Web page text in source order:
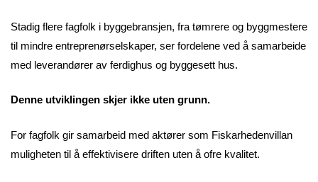
Stadig flere fagfolk i byggebransjen, fra tømrere og byggmestere
til mindre entreprenørselskaper, ser fordelene ved å samarbeide
med leverandører av ferdighus og byggesett hus.
Denne utviklingen skjer ikke uten grunn.
For fagfolk gir samarbeid med aktører som Fiskarhedenvillan
muligheten til å effektivisere driften uten å ofre kvalitet.